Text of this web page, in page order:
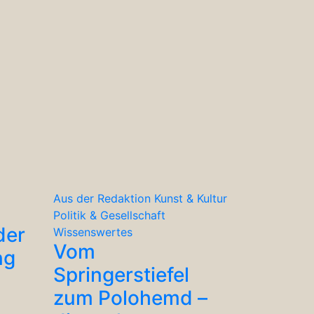
Aus der Redaktion Kunst & Kultur
Politik & Gesellschaft
Wissenswertes
Vom
Springerstiefel
zum Polohemd –